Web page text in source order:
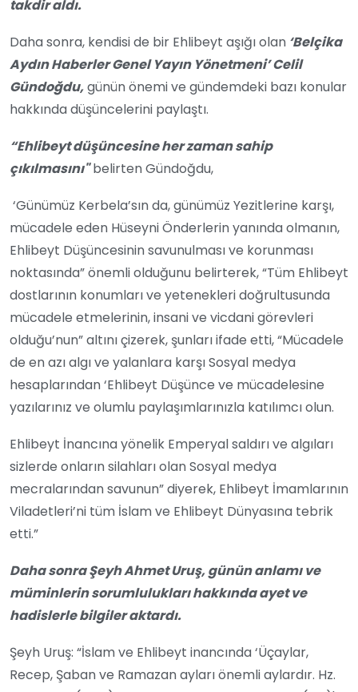
takdir aldı.
Daha sonra, kendisi de bir Ehlibeyt aşığı olan ‘Belçika
Aydın Haberler Genel Yayın Yönetmeni’ Celil
Gündoğdu,günün önemi ve gündemdeki bazı konular
hakkında düşüncelerini paylaştı.
“Ehlibeyt düşüncesine her zaman sahip
çıkılmasını"belirten Gündoğdu,
‘Günümüz Kerbela’sın da, günümüz Yezitlerine karşı,
mücadele eden Hüseyni Önderlerin yanında olmanın,
Ehlibeyt Düşüncesinin savunulması ve korunması
noktasında” önemli olduğunu belirterek, “Tüm Ehlibeyt
dostlarının konumları ve yetenekleri doğrultusunda
mücadele etmelerinin, insani ve vicdani görevleri
olduğu’nun” altını çizerek, şunları ifade etti, “Mücadele
de en azı algı ve yalanlara karşı Sosyal medya
hesaplarından ‘Ehlibeyt Düşünce ve mücadelesine
yazılarınız ve olumlu paylaşımlarınızla katılımcı olun.
Ehlibeyt İnancına yönelik Emperyal saldırı ve algıları
sizlerde onların silahları olan Sosyal medya
mecralarından savunun” diyerek, Ehlibeyt İmamlarının
Viladetleri’ni tüm İslam ve Ehlibeyt Dünyasına tebrik
etti.”
Daha sonra Şeyh Ahmet Uruş, günün anlamı ve
müminlerin sorumlulukları hakkında ayet ve
hadislerle bilgiler aktardı.
Şeyh Uruş: “İslam ve Ehlibeyt inancında ‘Üçaylar,
Recep, Şaban ve Ramazan ayları önemli aylardır. Hz.